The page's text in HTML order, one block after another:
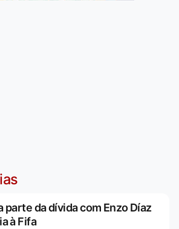
parte da dívida com Enzo Díaz
à Fifa